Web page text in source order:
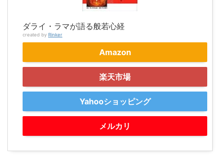
ダライ・ラマが語る般若心経
created by Rinker
Amazon
楽天市場
Yahooショッピング
メルカリ